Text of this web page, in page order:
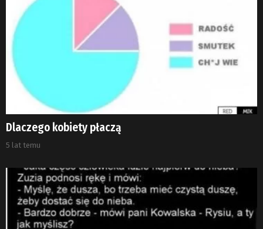
Dlaczego kobiety płaczą
5 lat temu